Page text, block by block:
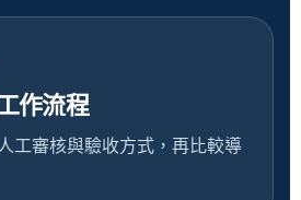
作流程
工審核與驗收方式，再比較導